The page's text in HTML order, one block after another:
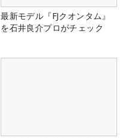
最新モデル『FJクオンタム』
を石井良介プロがチェック